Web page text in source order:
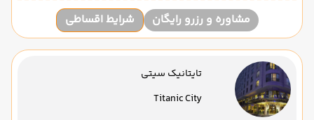
مشاوره و رزرو رایگان شرایط اقساطی
تایتانیک سیتی
Titanic City